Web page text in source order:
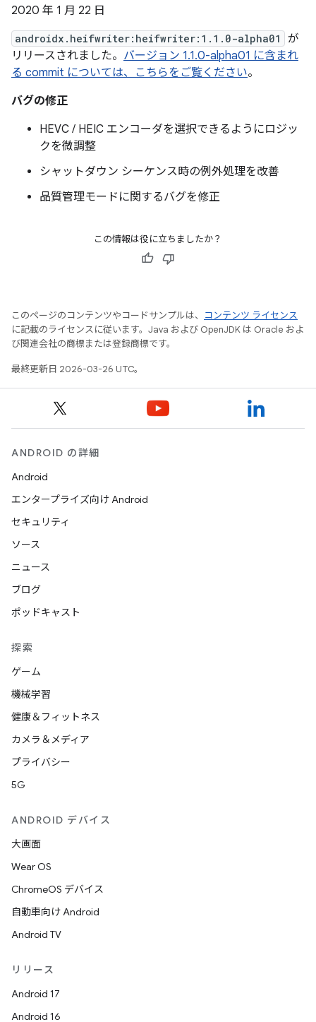
2020 年 1 月 22 日
androidx.heifwriter:heifwriter:1.1.0-alpha01
が
リリースされました。 バージョン 1.1.0-alpha01 に含まれ
る commit については、こちらをご覧ください。
バグの修正
HEVC / HEIC エンコーダを選択できるようにロジッ
クを微調整
シャットダウン シーケンス時の例外処理を改善
品質管理モードに関するバグを修正
この情報は役に立ちましたか？
このページのコンテンツやコードサンプルは、
コンテンツ ライセンス
に記載のライセンスに従います。Java および OpenJDK は Oracle およ
び関連会社の商標または登録商標です。
最終更新日 2026-03-26 UTC。
ANDROID の詳細
Android
エンタープライズ向け Android
セキュリティ
ソース
ニュース
ブログ
ポッドキャスト
探索
ゲーム
機械学習
健康＆フィットネス
カメラ＆メディア
プライバシー
5G
ANDROID デバイス
大画面
Wear OS
ChromeOS デバイス
自動車向け Android
Android TV
リリース
Android 17
Android 16